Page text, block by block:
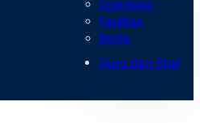
Download
Fasilitas
Berita
Guru dan Staf